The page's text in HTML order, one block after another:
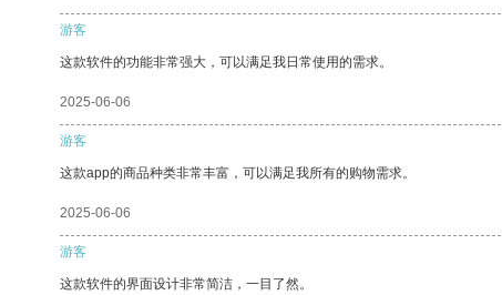
游客
这款软件的功能非常强大，可以满足我日常使用的需求。
2025-06-06
游客
这款app的商品种类非常丰富，可以满足我所有的购物需求。
2025-06-06
游客
这款软件的界面设计非常简洁，一目了然。